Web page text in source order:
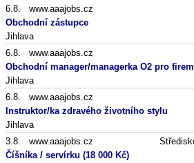
6.8. www.aaajobs.cz
Obchodní zástupce
Jihlava
6.8. www.aaajobs.cz
Obchodní manager/managerka O2 pro
Jihlava
6.8. www.aaajobs.cz
Instruktor/ka zdravého životního stylu
Jihlava
3.8. www.aaajobs.cz
Číšníka / servírku (18 000 Kč)